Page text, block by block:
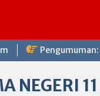
Pengumuman:
NEGERI